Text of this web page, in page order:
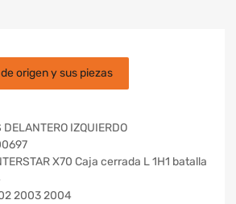
origen y sus piezas
IZQUIERDO
X70 Caja cerrada L 1H1 batalla
2003 2004